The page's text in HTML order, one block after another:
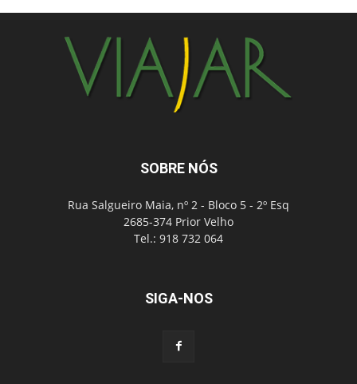
SOBRE NÓS
Rua Salgueiro Maia, nº 2 - Bloco 5 - 2º Esq
2685-374 Prior Velho
Tel.: 918 732 064
SIGA-NOS